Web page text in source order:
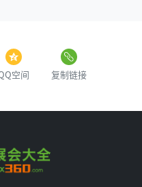
空间 复制链接